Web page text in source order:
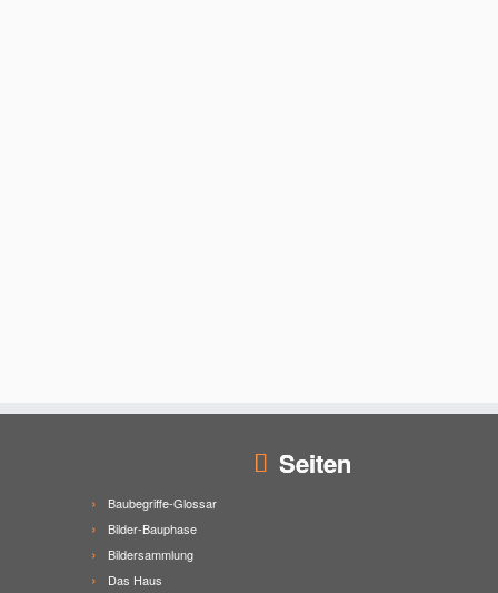
Seiten
Baubegriffe-Glossar
Bilder-Bauphase
Bildersammlung
Das Haus